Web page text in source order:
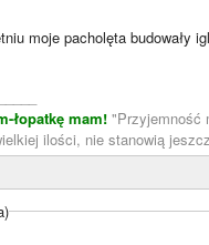
moje pacholęta budowały
łopatkę mam! "Przyjemność
ilości, nie stanowią